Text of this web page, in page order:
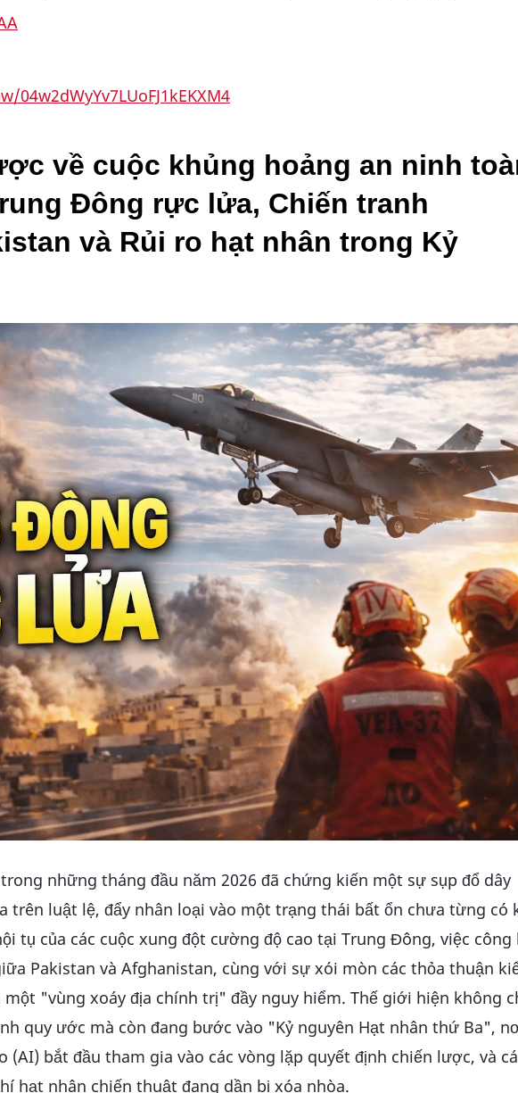
về cuộc khủng hoảng an ninh
Đông rực lửa, Chiến tranh
và Rủi ro hạt nhân trong Kỷ
những tháng đầu năm 2026 đã chứng kiến một sự sụp đổ dây
trên luật lệ, đẩy nhân loại vào một trạng thái bất ổn chưa từng có
tụ của các cuộc xung đột cường độ cao tại Trung Đông, việc công
Pakistan và Afghanistan, cùng với sự xói mòn các thỏa thuận
"vùng xoáy địa chính trị" đầy nguy hiểm. Thế giới hiện không
quy ước mà còn đang bước vào "Kỷ nguyên Hạt nhân thứ Ba",
bắt đầu tham gia vào các vòng lặp quyết định chiến lược, và
hạt nhân chiến thuật đang dần bị xóa nhòa.